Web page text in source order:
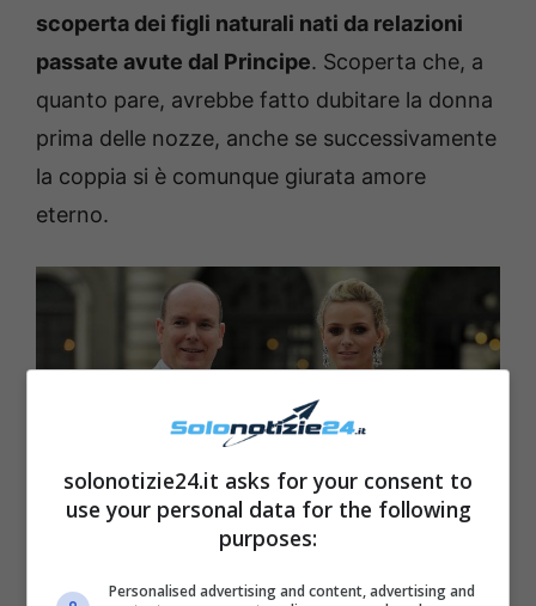
scoperta dei figli naturali nati da relazioni
passate avute dal Principe. Scoperta che, a
quanto pare, avrebbe fatto dubitare la donna
prima delle nozze, anche se successivamente
la coppia si è comunque giurata amore
eterno.
solonotizie24.it asks for your consent to
use your personal data for the following
purposes:
Personalised advertising and content, advertising and